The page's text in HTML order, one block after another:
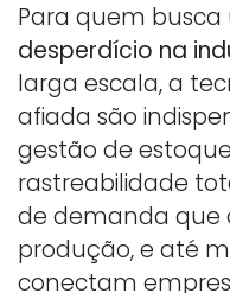
Para quem busca
desperdício na
larga escala, a
afiada são
gestão de
rastreabilidade
de demanda que
produção, e até
conectam